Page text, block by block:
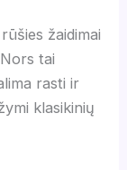
žaidimai
tai
rasti ir
klasikinių